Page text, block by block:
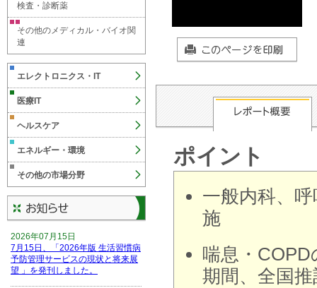
ポイント
一般内科、
施
喘息・
期間、全国
検査・診断薬
その他のメディカル・バイオ関
連
エレクトロニクス・IT
医療IT
ヘルスケア
エネルギー・環境
その他の市場分野
2026年07月15日
7月15日、「2026年版 生活習慣病
予防管理サービスの現状と将来展
望 」を発刊しました。